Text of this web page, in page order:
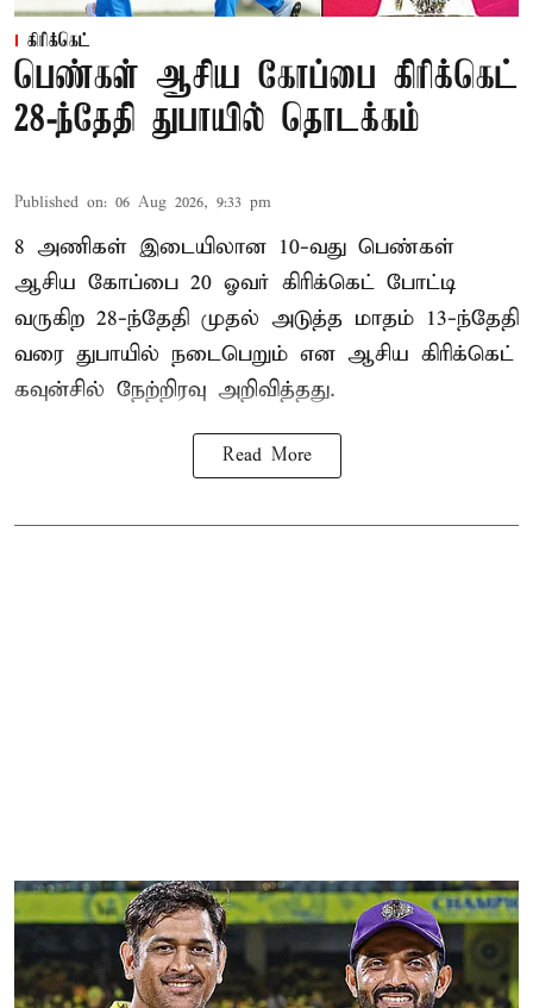
கிரிக்கெட்
பெண்கள் ஆசிய கோப்பை கிரிக்கெட்
28-ந்தேதி துபாயில் தொடக்கம்
Published on: 06 Aug 2026, 9:33 pm
8 அணிகள் இடையிலான 10-வது பெண்கள்
ஆசிய கோப்பை 20 ஓவர் கிரிக்கெட் போட்டி
வருகிற 28-ந்தேதி முதல் அடுத்த மாதம் 13-ந்தேதி
வரை துபாயில் நடைபெறும் என ஆசிய கிரிக்கெட்
கவுன்சில் நேற்றிரவு அறிவித்தது.
Read More